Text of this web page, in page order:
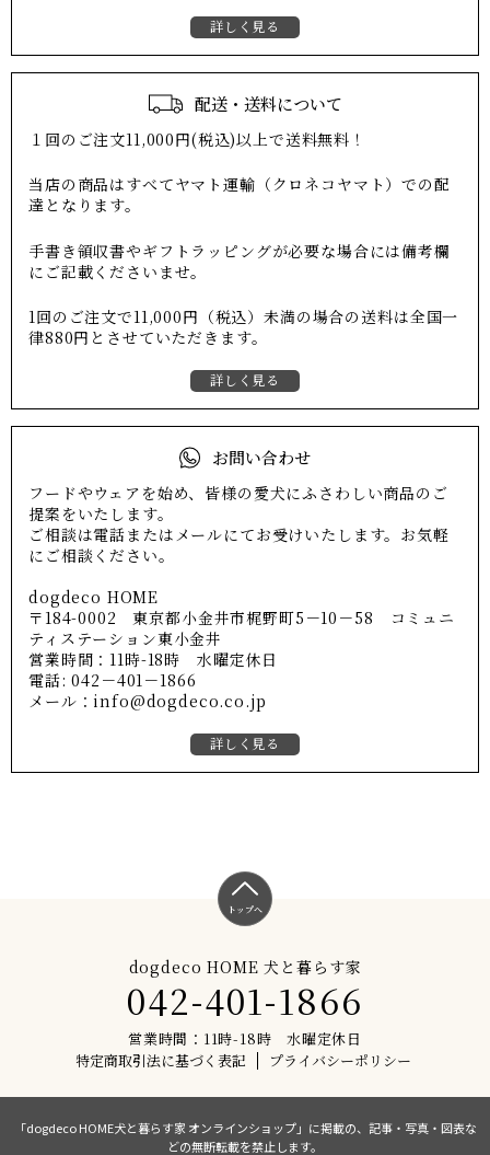
詳しく見る
配送・送料について
１回のご注文11,000円(税込)以上で送料無料！
当店の商品はすべてヤマト運輸（クロネコヤマト）での配
達となります。
手書き領収書やギフトラッピングが必要な場合には備考欄
にご記載くださいませ。
1回のご注文で11,000円（税込）未満の場合の送料は全国一
律880円とさせていただきます。
詳しく見る
お問い合わせ
フードやウェアを始め、皆様の愛犬にふさわしい商品のご
提案をいたします。
ご相談は電話またはメールにてお受けいたします。お気軽
にご相談ください。
dogdeco HOME
〒184-0002 東京都小金井市梶野町5－10－58 コミュニ
ティステーション東小金井
営業時間：11時-18時 水曜定休日
電話: 042－401－1866
メール：info@dogdeco.co.jp
詳しく見る
トップへ
dogdeco HOME 犬と暮らす家
042-401-1866
営業時間：11時-18時 水曜定休日
特定商取引法に基づく表記
プライバシーポリシー
「dogdeco HOME犬と暮らす家 オンラインショップ」に掲載の、記事・写真・図表な
どの無断転載を禁止します。